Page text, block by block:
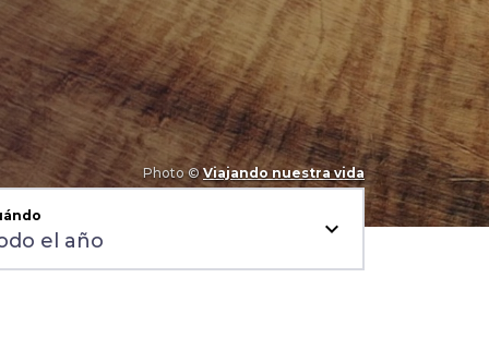
Photo ©Viajando nuestra vida
expand_more